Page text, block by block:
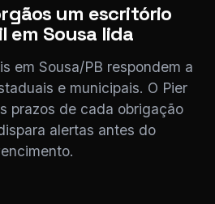
um escritório
em Sousa lida
em Sousa/PB respondem a
e municipais. O Pier
prazos de cada obrigação
alertas antes do